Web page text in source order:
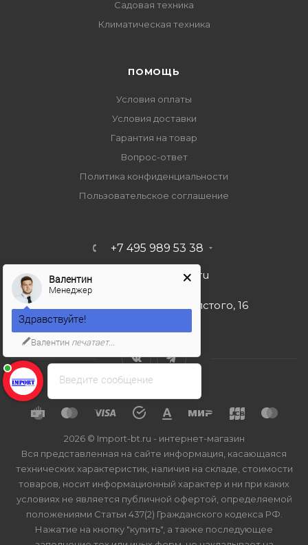
Садовая техника
Климатическая техника
ПОМОЩЬ
Условия оплаты
Условия доставки
Гарантия на товар
Вопрос-ответ
Политика конфиденциальности
Пользовательское соглашение
+7 495 989 53 38
import-bt@bk.ru
г. Москва, ул. Льва Толстого, 16
2026 © Import-bt.ru - интернет-магазин
Вся представленная на сайте информация, касающаяся
технических характеристик, наличия на складе, стоимости
товаров, носит информационный характер и ни при каких
условиях не является публичной офертой, определяемой
положениями Статьи 437(2) Гражданского кодекса РФ.
Нажатие на кнопку "купить", а также последующее
Введите сообщение
Валентин
Менеджер
Здравствуйте!
Валентин печатает...